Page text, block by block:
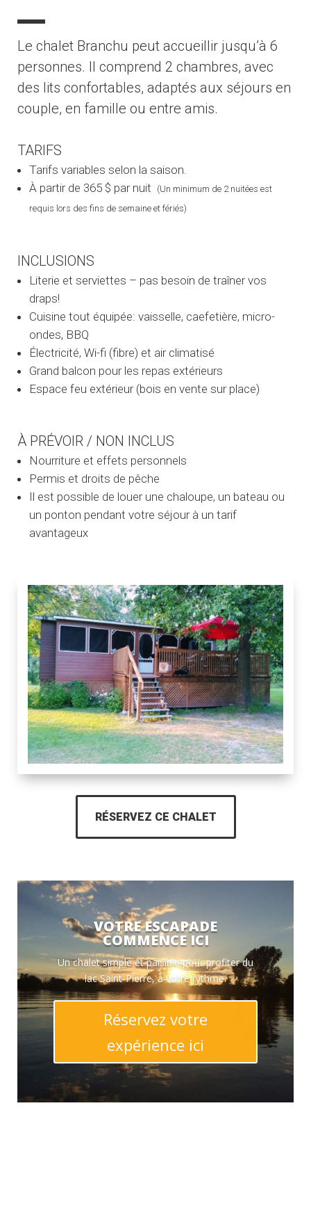
Le chalet Branchu peut accueillir jusqu’à 6
personnes. Il comprend 2 chambres, avec
des lits confortables, adaptés aux séjours en
couple, en famille ou entre amis.
TARIFS
Tarifs variables selon la saison.
À partir de 365 $ par nuit
(Un minimum de 2 nuitées est
requis lors des fins de semaine et fériés)
INCLUSIONS
Literie et serviettes – pas besoin de traîner vos
draps!
Cuisine tout équipée: vaisselle, caefetière, micro-
ondes, BBQ
Électricité, Wi-fi (fibre) et air climatisé
Grand balcon pour les repas extérieurs
Espace feu extérieur (bois en vente sur place)
À PRÉVOIR / NON INCLUS
Nourriture et effets personnels
Permis et droits de pêche
Il est possible de louer une chaloupe, un bateau ou
un ponton pendant votre séjour à un tarif
avantageux
RÉSERVEZ CE CHALET
VOTRE ESCAPADE
COMMENCE ICI
Un chalet simple et paisible pour profiter du
lac Saint-Pierre, à votre rythme.
Réservez votre
expérience ici